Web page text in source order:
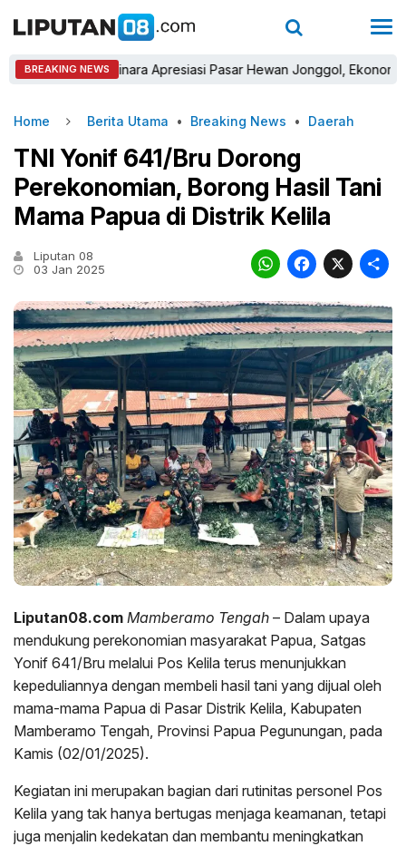
BREAKING NEWS
Sastra Winara Apresiasi Pasar Hewan Jonggol, Ekonomi Peternak
Home Berita Utama • Breaking News • Daerah
TNI Yonif 641/Bru Dorong
Perekonomian, Borong Hasil Tani
Mama Papua di Distrik Kelila
Liputan 08
03 Jan 2025
X
Liputan08.com Mamberamo Tengah – Dalam upaya
mendukung perekonomian masyarakat Papua, Satgas
Yonif 641/Bru melalui Pos Kelila terus menunjukkan
kepeduliannya dengan membeli hasil tani yang dijual oleh
mama-mama Papua di Pasar Distrik Kelila, Kabupaten
Mamberamo Tengah, Provinsi Papua Pegunungan, pada
Kamis (02/01/2025).
Kegiatan ini merupakan bagian dari rutinitas personel Pos
Kelila yang tak hanya bertugas menjaga keamanan, tetapi
juga menjalin kedekatan dan membantu meningkatkan